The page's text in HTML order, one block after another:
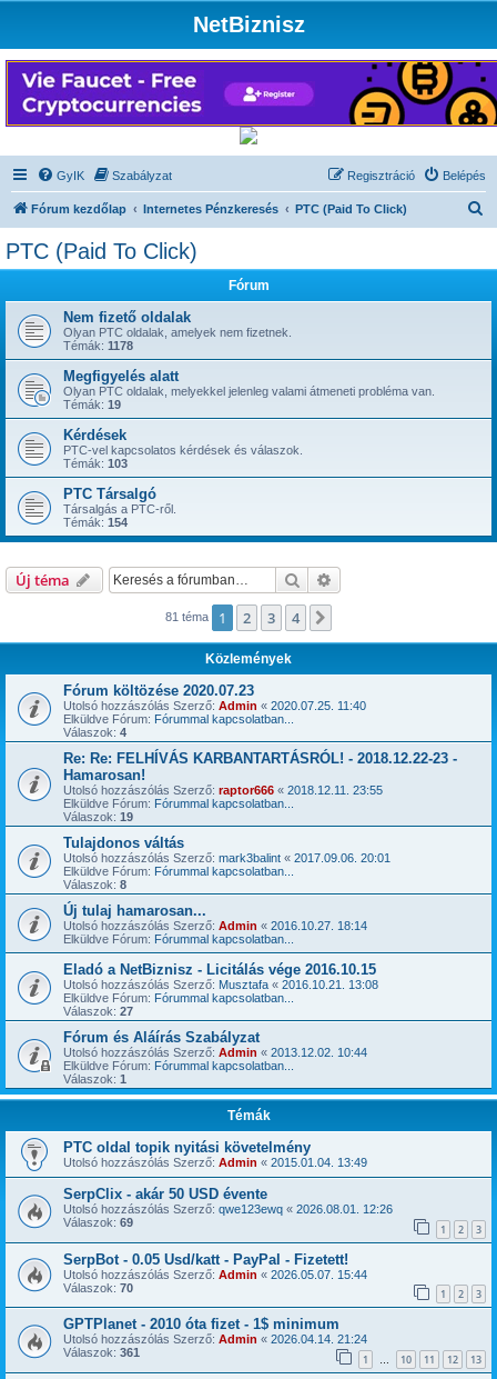
NetBiznisz
GyIK Szabályzat Belépés
Regisztráció
Fórum kezdőlap Internetes Pénzkeresés PTC (Paid To Click)
PTC (Paid To Click)
Fórum
Nem fizető oldalak
Olyan PTC oldalak, amelyek nem fizetnek.
Témák: 1178
Megfigyelés alatt
Olyan PTC oldalak, melyekkel jelenleg valami átmeneti probléma van.
Témák: 19
Kérdések
PTC-vel kapcsolatos kérdések és válaszok.
Témák: 103
PTC Társalgó
Társalgás a PTC-ről.
Témák: 154
Új téma Keresés
81 téma 1 2 3 4
Közlemények
Fórum költözése 2020.07.23
Utolsó hozzászólás Szerző: Admin « 2020.07.25. 11:40
Elküldve Fórum: Fórummal kapcsolatban...
Válaszok: 4
Re: Re: FELHÍVÁS KARBANTARTÁSRÓL! - 2018.12.22-23 -
Hamarosan!
Utolsó hozzászólás Szerző: raptor666 « 2018.12.11. 23:55
Elküldve Fórum: Fórummal kapcsolatban...
Válaszok: 19
Tulajdonos váltás
Utolsó hozzászólás Szerző: mark3balint « 2017.09.06. 20:01
Elküldve Fórum: Fórummal kapcsolatban...
Válaszok: 8
Új tulaj hamarosan...
Utolsó hozzászólás Szerző: Admin « 2016.10.27. 18:14
Elküldve Fórum: Fórummal kapcsolatban...
Eladó a NetBiznisz - Licitálás vége 2016.10.15
Utolsó hozzászólás Szerző: Musztafa « 2016.10.21. 13:08
Elküldve Fórum: Fórummal kapcsolatban...
Válaszok: 27
Fórum és Aláírás Szabályzat
Utolsó hozzászólás Szerző: Admin « 2013.12.02. 10:44
Elküldve Fórum: Fórummal kapcsolatban...
Válaszok: 1
Témák
PTC oldal topik nyitási követelmény
Utolsó hozzászólás Szerző: Admin « 2015.01.04. 13:49
SerpClix - akár 50 USD évente
Utolsó hozzászólás Szerző: qwe123ewq « 2026.08.01. 12:26
Válaszok: 69 1 2 3
SerpBot - 0.05 Usd/katt - PayPal - Fizetett!
Utolsó hozzászólás Szerző: Admin « 2026.05.07. 15:44
Válaszok: 70 1 2 3
GPTPlanet - 2010 óta fizet - 1$ minimum
Utolsó hozzászólás Szerző: Admin « 2026.04.14. 21:24
Válaszok: 361 1 … 10 11 12 13